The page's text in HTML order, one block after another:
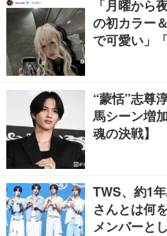
「月曜から
の初カラー
で可愛い」
“蒙恬”志尊
馬シーン増
魂の決戦】
TWS、約1
さんとは何
メンバーと